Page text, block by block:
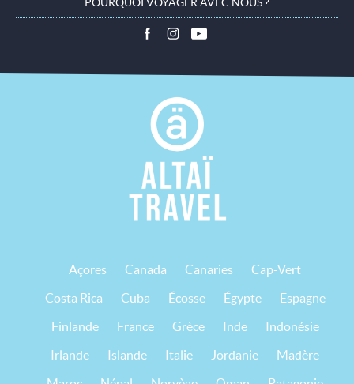
POURQUOI VOYAGER AVEC NOUS ?
Açores Canada Canaries
Cap-Vert
Costa Rica
Cuba Écosse Égypte
Espagne
Finlande
France Grèce Inde
Indonésie
Irlande
Islande Italie Jordanie
Madère